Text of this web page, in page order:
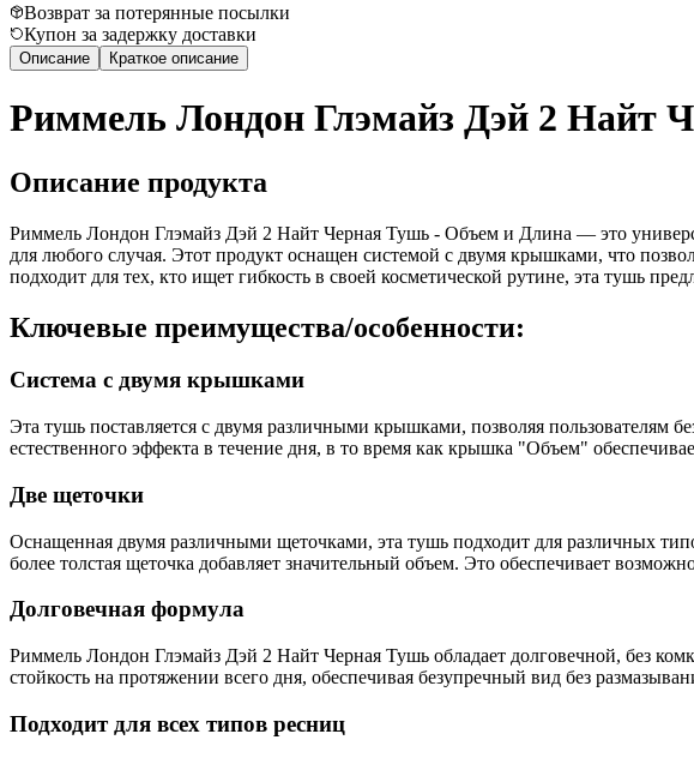
Возврат за потерянные посылки
Купон за задержку доставки
Описание Краткое описание
Риммель Лондон Глэмайз Дэй 2 Найт
Описание продукта
Риммель Лондон Глэмайз Дэй 2 Найт Черная Тушь - Объем и Длина — это
для любого случая. Этот продукт оснащен системой с двумя крышками, что
подходит для тех, кто ищет гибкость в своей косметической рутине, эта тушь
Ключевые преимущества/особенности:
Система с двумя крышками
Эта тушь поставляется с двумя различными крышками, позволяя пользователям
естественного эффекта в течение дня, в то время как крышка "Объем"
Две щеточки
Оснащенная двумя различными щеточками, эта тушь подходит для различных
более толстая щеточка добавляет значительный объем. Это обеспечивает
Долговечная формула
Риммель Лондон Глэмайз Дэй 2 Найт Черная Тушь обладает долговечной, без
стойкость на протяжении всего дня, обеспечивая безупречный вид без
Подходит для всех типов ресниц